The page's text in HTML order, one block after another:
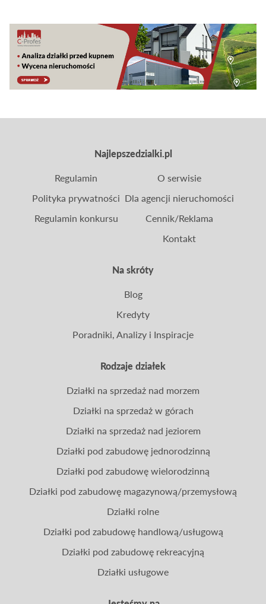
uporządkowanie rynku — zanim podejmiesz
decyzję o zakupie gruntu.
Najlepszedzialki.pl
Na skróty
Rodzaje działek
Regulamin
Polityka prywatności
Regulamin konkursu
O serwisie
Dla agencji nieruchomości
Cennik/Reklama
Kontakt
Blog
Kredyty
Poradniki, Analizy i Inspiracje
Działki na sprzedaż nad morzem
Działki na sprzedaż w górach
Działki na sprzedaż nad jeziorem
Działki pod zabudowę jednorodzinną
Działki pod zabudowę wielorodzinną
Działki pod zabudowę magazynową/przemysłową
Działki rolne
Działki pod zabudowę handlową/usługową
Działki pod zabudowę rekreacyjną
Działki usługowe